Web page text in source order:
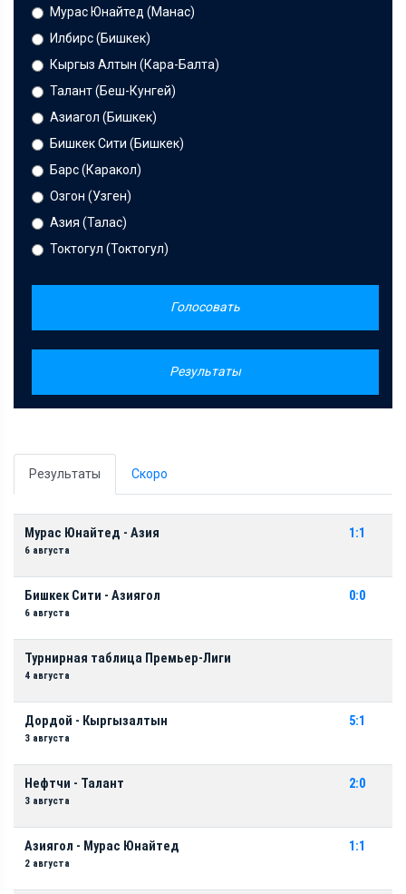
Мурас Юнайтед (Манас)
Илбирс (Бишкек)
Кыргыз Алтын (Кара-Балта)
Талант (Беш-Кунгей)
Азиагол (Бишкек)
Бишкек Сити (Бишкек)
Барс (Каракол)
Озгон (Узген)
Азия (Талас)
Токтогул (Токтогул)
Голосовать
Результаты
Результаты Скоро
Мурас Юнайтед - Азия
6 августа
1:1
Бишкек Сити - Азиягол
6 августа
0:0
Турнирная таблица Премьер-Лиги
4 августа
Дордой - Кыргызалтын
3 августа
5:1
Нефтчи - Талант
3 августа
2:0
Азиягол - Мурас Юнайтед
2 августа
1:1